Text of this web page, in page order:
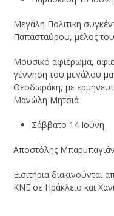
Μεγάλη Πολιτική
Παπασταύρου, μέλος
Μουσικό αφιέρωμα,
γέννηση του μεγάλου
Θεοδωράκη, με
Μανώλη Μητσιά
Σάββατο 14 Ιούνη
Αποστόλης
Εισιτήρια διακινούνται
ΚΝΕ σε Ηράκλειο και